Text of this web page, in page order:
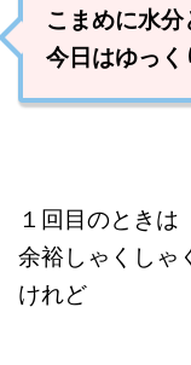
こまめに水分
今日はゆっく
１回目のときは
余裕しゃくしゃ
けれど